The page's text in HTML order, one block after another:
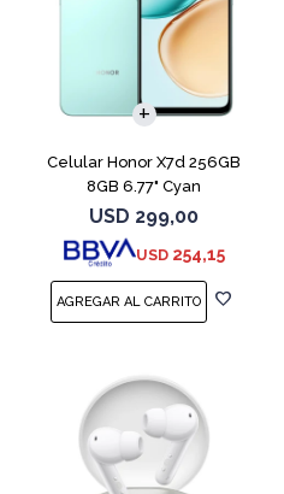
Celular Honor X7d 256GB
8GB 6.77" Cyan
USD 299,00
USD 254,15
COMPARAR